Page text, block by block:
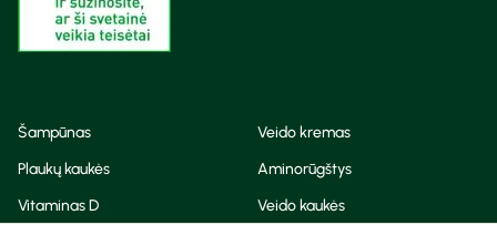
Šampūnas
Veido kremas
Plaukų kaukės
Aminorūgštys
Vitaminas D
Veido kaukės